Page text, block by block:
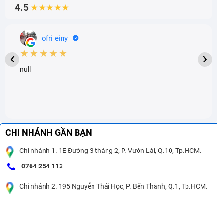
4.5 ★★★★★
ofri einy
★★★★★
null
‹ ›
CHI NHÁNH GẦN BẠN
Chi nhánh 1. 1E Đường 3 tháng 2, P. Vườn Lài, Q.10, Tp.HCM.
0764 254 113
Chi nhánh 2. 195 Nguyễn Thái Học, P. Bến Thành, Q.1, Tp.HCM.